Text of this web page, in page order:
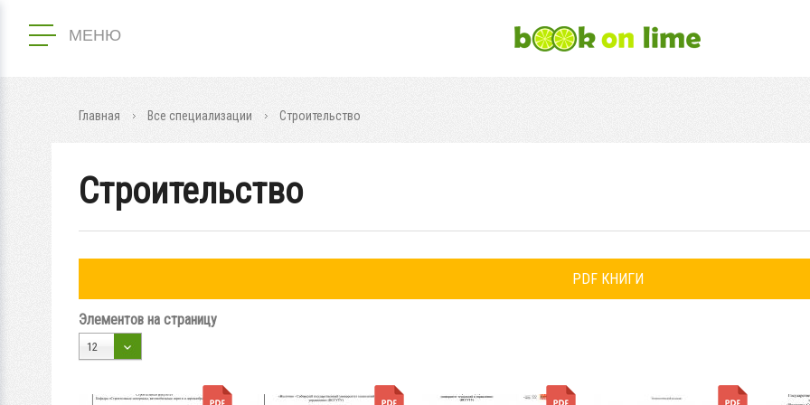
МЕНЮ
Главная Все специализации Строительство
Строительство
PDF КНИГИ
Элементов на страницу
12